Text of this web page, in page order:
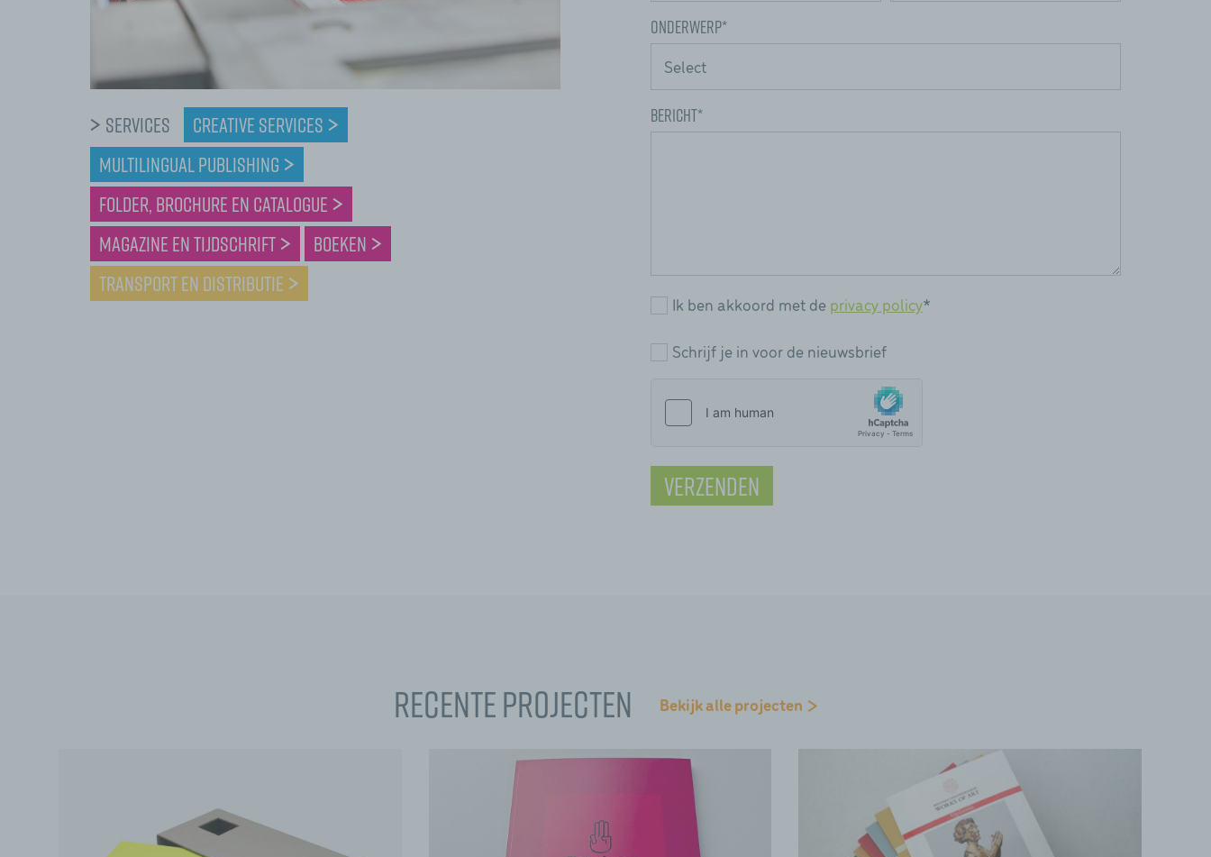
Services
Creative services
Multilingual Publishing
Folder, Brochure en Catalogue
Magazine en tijdschrift
Boeken
Transport en distributie
Onderwerp*
Bericht*
Ik ben akkoord met de privacy policy*
Schrijf je in voor de nieuwsbrief
Verzenden
Recente projecten Bekijk alle projecten